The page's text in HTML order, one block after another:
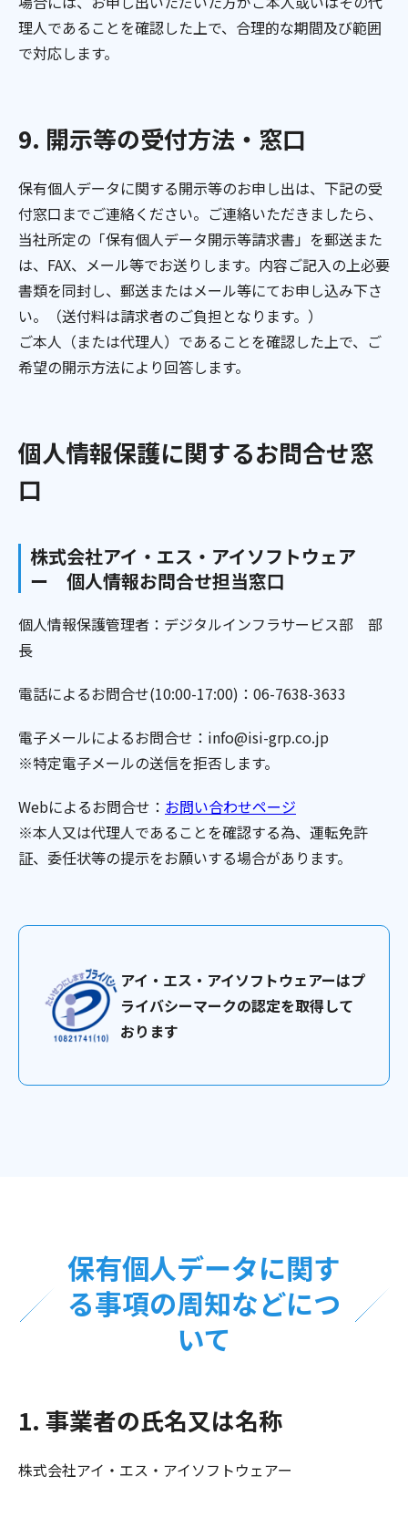
理人であることを確認した上で、合理的な期間及び範囲
で対応します。
9. 開示等の受付方法・窓口
保有個人データに関する開示等のお申し出は、下記の受
付窓口までご連絡ください。ご連絡いただきましたら、
当社所定の「保有個人データ開示等請求書」を郵送また
は、FAX、メール等でお送りします。内容ご記入の上必要
書類を同封し、郵送またはメール等にてお申し込み下さ
い。（送付料は請求者のご負担となります。）
ご本人（または代理人）であることを確認した上で、ご
希望の開示方法により回答します。
個人情報保護に関するお問合せ窓
口
株式会社アイ・エス・アイソフトウェア
ー 個人情報お問合せ担当窓口
個人情報保護管理者：デジタルインフラサービス部 部
長
電話によるお問合せ(10:00-17:00)：06-7638-3633
電子メールによるお問合せ：info@isi-grp.co.jp
※特定電子メールの送信を拒否します。
Webによるお問合せ： お問い合わせページ
※本人又は代理人であることを確認する為、運転免許
証、委任状等の提示をお願いする場合があります。
アイ・エス・アイソフトウェアーはプ
ライバシーマークの認定を取得して
おります
保有個人データに関す
る事項の周知などにつ
いて
1. 事業者の氏名又は名称
株式会社アイ・エス・アイソフトウェアー